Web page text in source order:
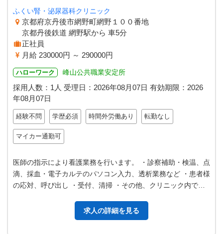
ふくい腎・泌尿器科クリニック
京都府京丹後市網野町網野１００番地
京都丹後鉄道 網野駅から 車5分
正社員
月給 230000円 ～ 290000円
ハローワーク 峰山公共職業安定所
採用人数：1人 受理日： 2026年08月07日 有効期限： 2026
年08月07日
経験不問 学歴必須 時間外労働あり 転勤なし
マイカー通勤可
医師の指示により看護業務を行います。 ・診察補助・検温、点
滴、採血・電子カルテのパソコン入力、透析業務など ・患者様
の応対、呼び出し ・受付、清掃 ・その他、クリニック内での
求人の詳細を見る